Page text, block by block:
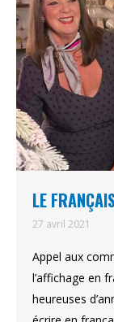
LE
27 avril 2021
Appel aux
l’affichage en
heureuses